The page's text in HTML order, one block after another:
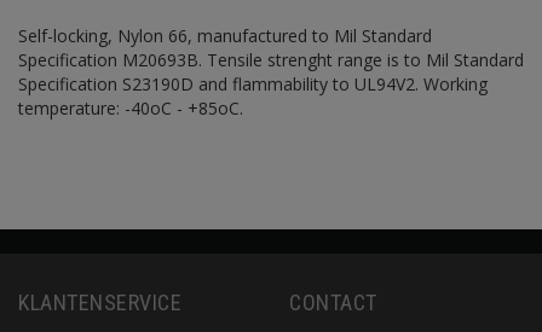
Self-locking, Nylon 66, manufactured to Mil Standard
Specification M20693B. Tensile strenght range is to Mil Standard
Specification S23190D and flammability to UL94V2. Working
temperature: -40oC - +85oC.
KLANTENSERVICE CONTACT